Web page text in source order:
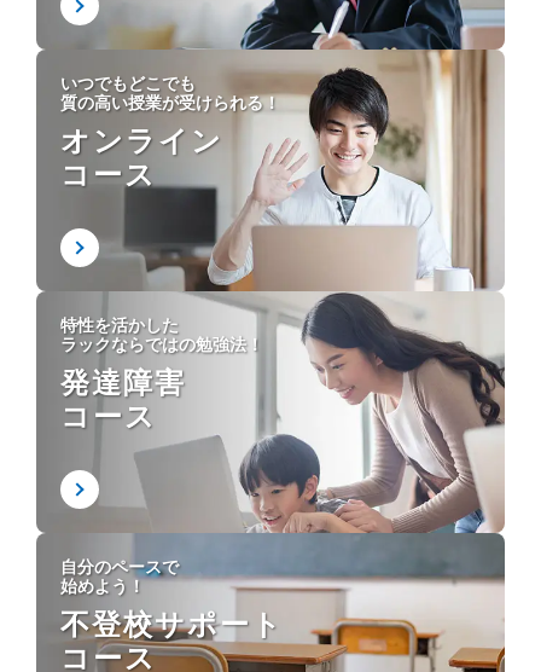
いつでもどこでも
質の高い授業が受けられる！
オンライン
コース
特性を活かした
ラックならではの勉強法！
発達障害
コース
自分のペースで
始めよう！
不登校サポート
コース